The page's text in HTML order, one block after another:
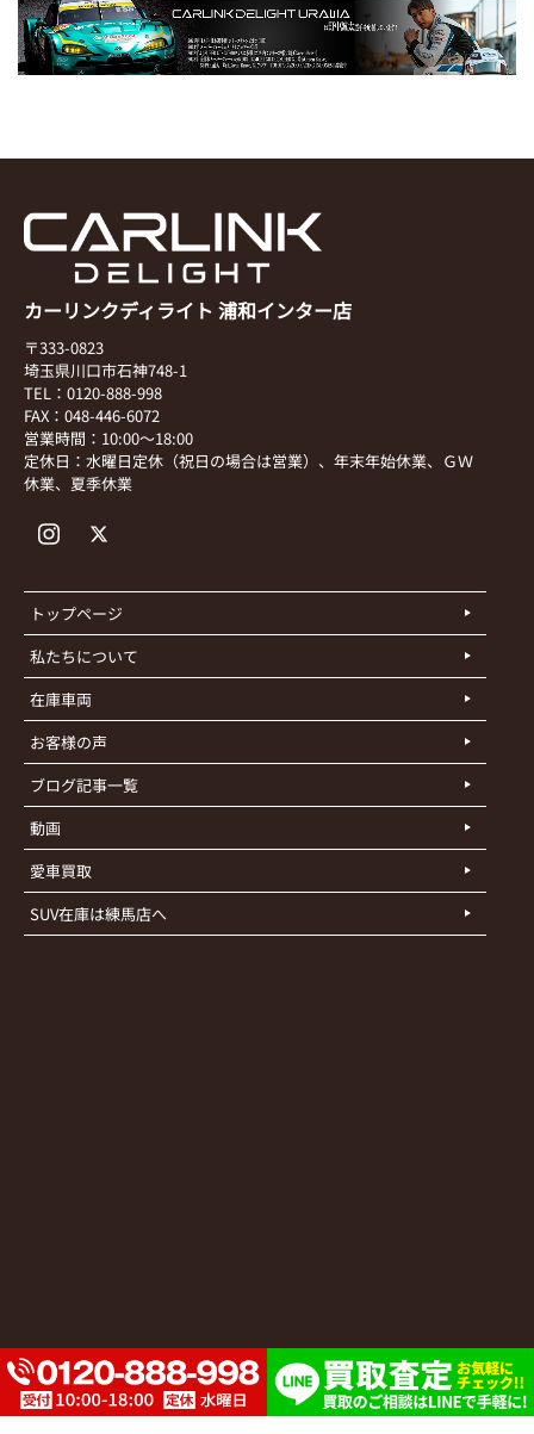
カーリンクディライト 浦和インター店
〒333-0823
埼玉県川口市石神748-1
TEL：0120-888-998
FAX：048-446-6072
営業時間：10:00～18:00
定休日：水曜日定休（祝日の場合は営業）、年末年始休業、ＧＷ
休業、夏季休業
トップページ
私たちについて
在庫車両
お客様の声
ブログ記事一覧
動画
愛車買取
SUV在庫は練馬店へ